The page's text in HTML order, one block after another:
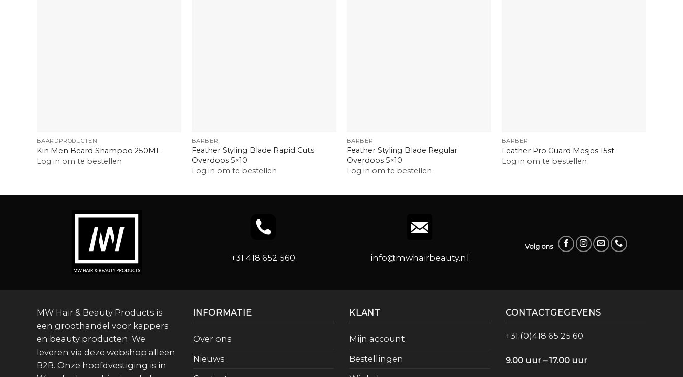
BAARDPRODUCTEN
Kin Men Beard Shampoo 250ML
Log in om te bestellen
BARBER
Feather Styling Blade Rapid Cuts
Overdoos 5×10
Log in om te bestellen
BARBER
Feather Styling Blade Regular
Overdoos 5×10
Log in om te bestellen
BARBER
Feather Pro Guard Mesjes 15st
Log in om te bestellen
+31 418 652 560 info@mwhairbeauty.nl
Volg ons
MW Hair & Beauty Products is
een groothandel voor kappers
en beauty producten. We
leveren via deze webshop alleen
B2B. Onze hoofdvestiging is in
INFORMATIE
Over ons
Nieuws
KLANT
Mijn account
Bestellingen
CONTACTGEGEVENS
+31 (0)418 65 25 60
9.00 uur – 17.00 uur